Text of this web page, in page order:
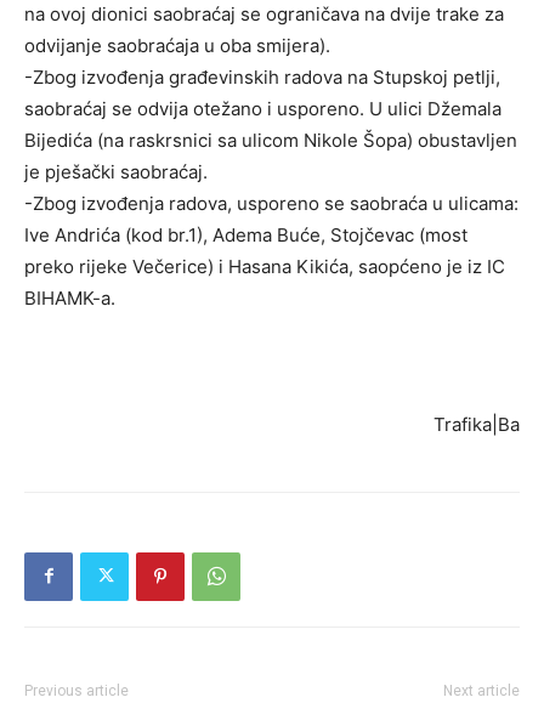
na ovoj dionici saobraćaj se ograničava na dvije trake za
odvijanje saobraćaja u oba smijera).
-Zbog izvođenja građevinskih radova na Stupskoj petlji,
saobraćaj se odvija otežano i usporeno. U ulici Džemala
Bijedića (na raskrsnici sa ulicom Nikole Šopa) obustavljen
je pješački saobraćaj.
-Zbog izvođenja radova, usporeno se saobraća u ulicama:
Ive Andrića (kod br.1), Adema Buće, Stojčevac (most
preko rijeke Večerice) i Hasana Kikića, saopćeno je iz IC
BIHAMK-a.
Trafika|Ba
Previous article Next article